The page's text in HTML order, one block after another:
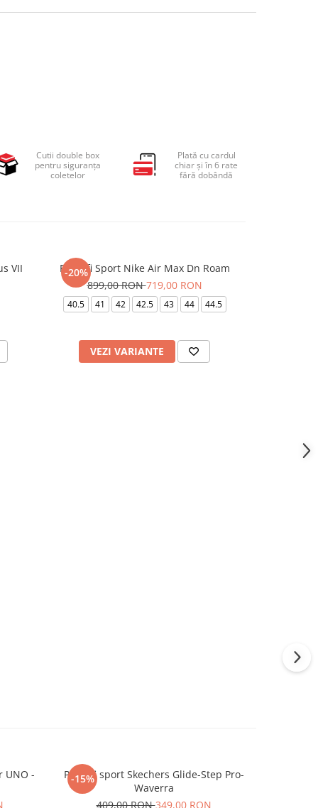
Cutii double box
pentru siguranța
coletelor
Plată cu cardul
chiar și în 6 rate
fără dobândă
VII
-20%
Pantofi Sport Nike Air Max Dn Roam
899,00 RON719,00 RON
40.5 41 42 42.5 43 44 44.5
VEZI VARIANTE
UNO -
-15%
Pantofi sport Skechers Glide-Step Pro-
Waverra
409,00 RON349,00 RON